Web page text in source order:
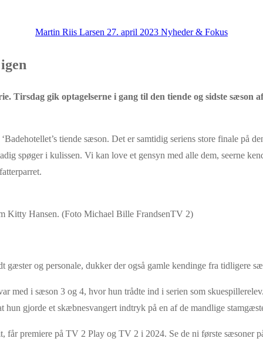
Martin Riis Larsen 27. april 2023 Nyheder & Fokus
Tirsdag gik optagelserne i gang til den tiende og sidste sæson
tiende sæson. Det er samtidig seriens store finale på
spøger i kulissen. Vi kan love et gensyn med alle dem, seerne
Kitty Hansen. (Foto Michael Bille FrandsenTV 2)
gæster og personale, dukker der også gamle kendinge fra tidligere
i sæson 3 og 4, hvor hun trådte ind i serien som
hun gjorde et skæbnesvangert indtryk på en af de mandlige
får premiere på TV 2 Play og TV 2 i 2024. Se de ni første sæsoner